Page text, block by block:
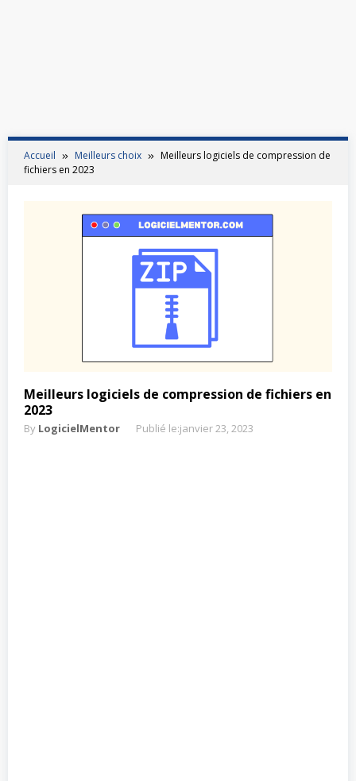
Accueil Meilleurs choix
Meilleurs logiciels de compression de
fichiers en 2023
Meilleurs logiciels de compression de fichiers en
2023
By LogicielMentor Publié le:janvier 23, 2023